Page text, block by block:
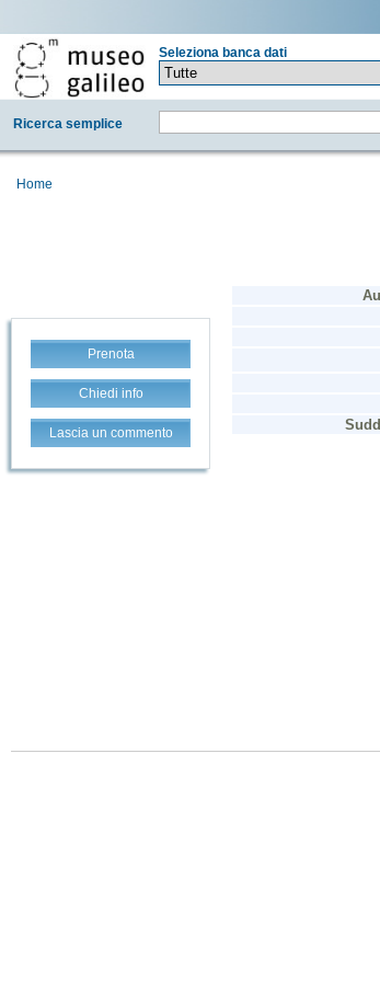
Seleziona banca dati
Ricerca semplice
Home
Prenota
Chiedi info
Lascia un commento